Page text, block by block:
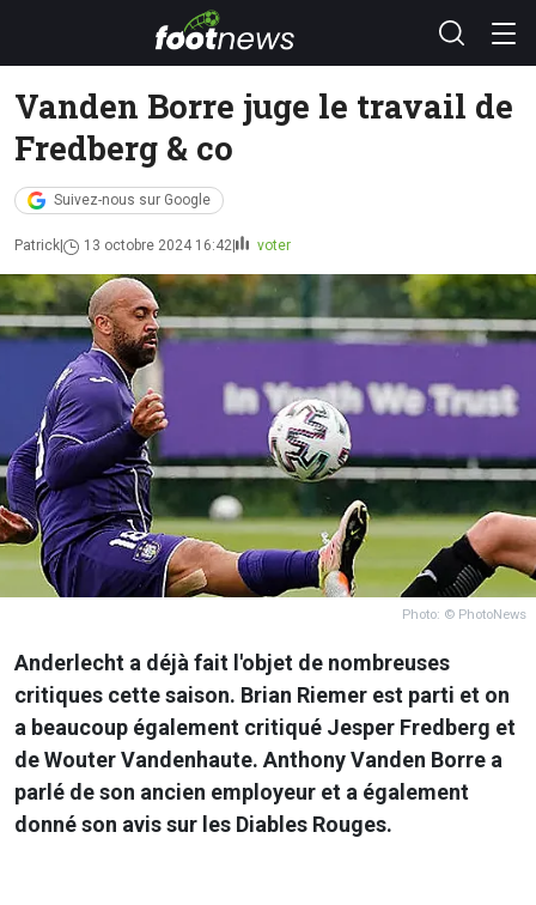
Vanden Borre juge le travail de
Fredberg & co
Suivez-nous sur Google
Patrick 13 octobre 2024 16:42 voter
Photo: © PhotoNews
Anderlecht a déjà fait l'objet de nombreuses
critiques cette saison. Brian Riemer est parti et on
a beaucoup également critiqué Jesper Fredberg et
de Wouter Vandenhaute. Anthony Vanden Borre a
parlé de son ancien employeur et a également
donné son avis sur les Diables Rouges.